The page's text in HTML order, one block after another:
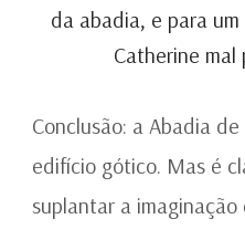
da abadia, e para
Catherine
Conclusão: a Abadia
edifício gótico. Mas é
suplantar a